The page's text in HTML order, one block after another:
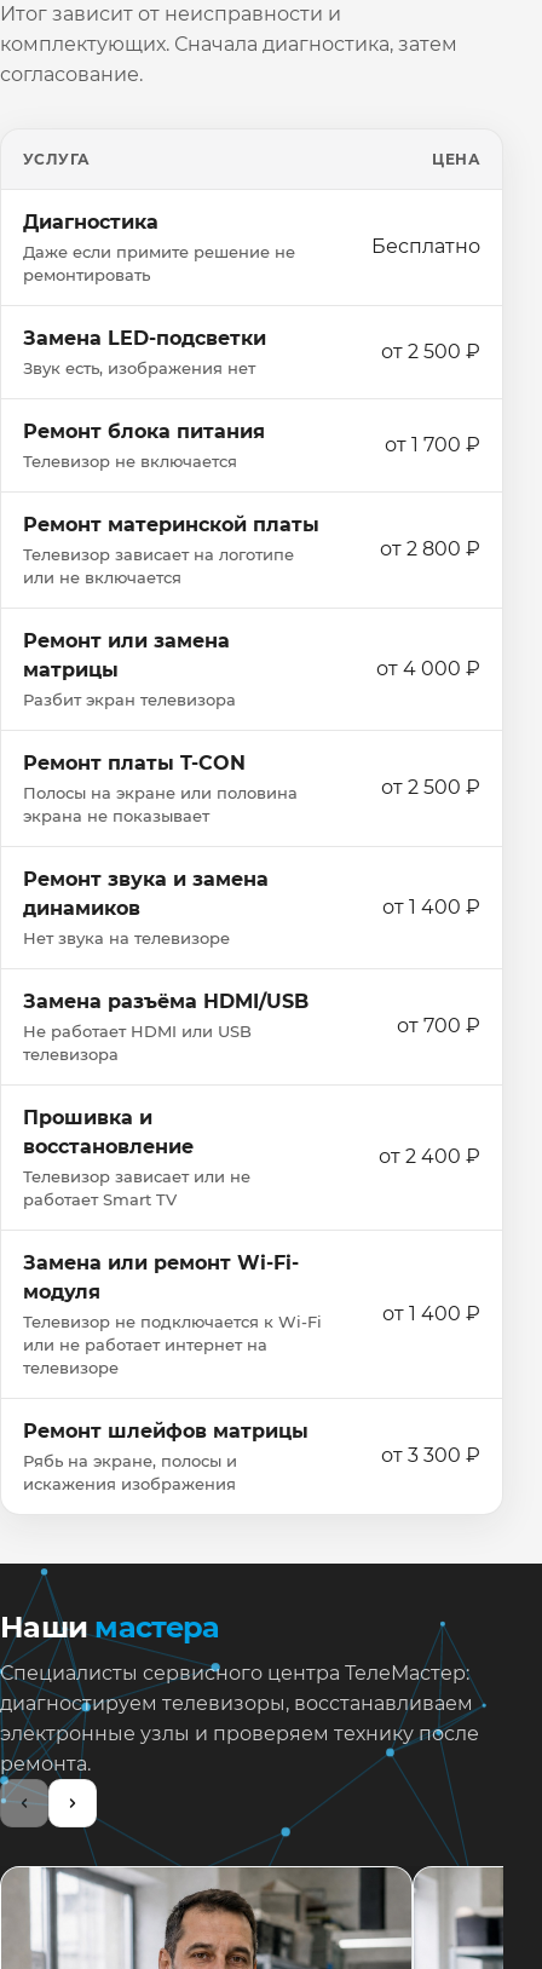
Итог зависит от неисправности и
комплектующих. Сначала диагностика, затем
согласование.
УСЛУГА ЦЕНА
Диагностика
Даже если примите решение не
ремонтировать
Бесплатно
Замена LED-подсветки
Звук есть, изображения нет
от 2 500 ₽
Ремонт блока питания
Телевизор не включается
от 1 700 ₽
Ремонт материнской платы
Телевизор зависает на логотипе
или не включается
от 2 800 ₽
Ремонт или замена
матрицы
Разбит экран телевизора
от 4 000 ₽
Ремонт платы T-CON
Полосы на экране или половина
экрана не показывает
от 2 500 ₽
Ремонт звука и замена
динамиков
Нет звука на телевизоре
от 1 400 ₽
Замена разъёма HDMI/USB
Не работает HDMI или USB
телевизора
от 700 ₽
Прошивка и
восстановление
Телевизор зависает или не
работает Smart TV
от 2 400 ₽
Замена или ремонт Wi‑Fi-
модуля
Телевизор не подключается к Wi‑Fi
или не работает интернет на
телевизоре
от 1 400 ₽
Ремонт шлейфов матрицы
Рябь на экране, полосы и
искажения изображения
от 3 300 ₽
Нашимастера
Специалисты сервисного центра ТелеМастер:
диагностируем телевизоры, восстанавливаем
электронные узлы и проверяем технику после
ремонта.